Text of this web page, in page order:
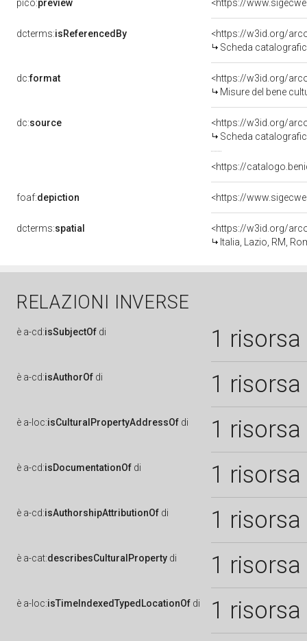
pico:preview
dcterms:isReferencedBy
<https://w3id.org/
Scheda
dc:format
<https://w3id.org/
Misure del bene
dc:source
<https://w3id.org/
Scheda
<https://
foaf:depiction
dcterms:spatial
<https://w3id.org/
Italia, Lazio, RM,
RELAZIONI INVERSE
è a-cd:isSubjectOf di 1 risorsa
è a-cd:isAuthorOf di 1 risorsa
è a-loc:isCulturalPropertyAddressOf di 1 risorsa
è a-cd:isDocumentationOf di 1 risorsa
è a-cd:isAuthorshipAttributionOf di 1 risorsa
è a-cat:describesCulturalProperty di 1 risorsa
è a-loc:isTimeIndexedTypedLocationOf di 1 risorsa